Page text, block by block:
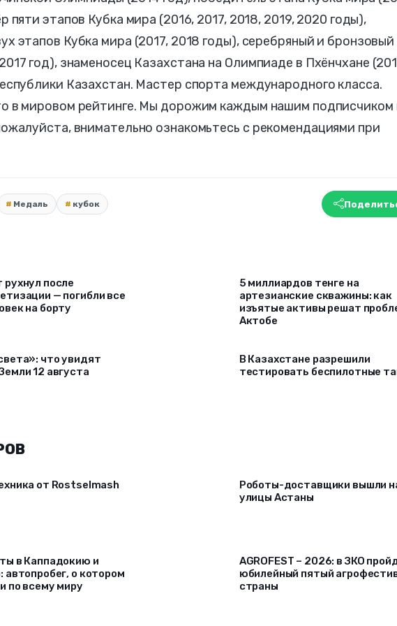
пяти этапов Кубка мира (2016, 2017, 2018, 2019, 2020 годы),
этапов Кубка мира (2017, 2018 годы), серебряный и бронзовый
год), знаменосец Казахстана на Олимпиаде в Пхёнчхане
Казахстан. Мастер спорта международного класса.
в мировом рейтинге. Мы дорожим каждым нашим подписчиком
внимательно ознакомьтесь с рекомендациями при
Медаль кубок
рухнул после
— погибли все
на борту
5 миллиардов тенге на
артезианские скважины: как
изъятые активы решат
Актобе
что увидят
12 августа
В Казахстане разрешили
тестировать беспилотные
от Rostselmash
Роботы-доставщики вышли
улицы Астаны
в Каппадокию и
автопробег, о котором
по всему миру
AGROFEST – 2026: в ЗКО
юбилейный пятый
страны